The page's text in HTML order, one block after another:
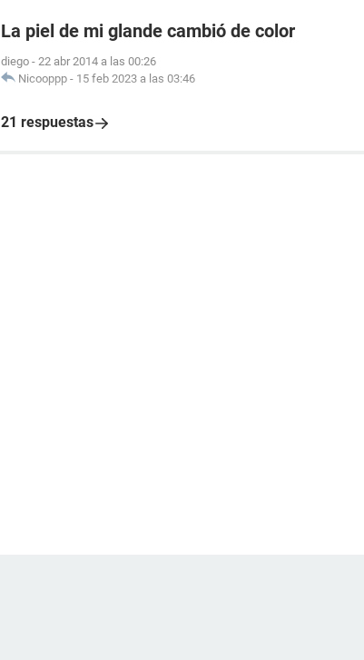
La piel de mi glande cambió de color
diego - 22 abr 2014 a las 00:26
Nicooppp - 15 feb 2023 a las 03:46
21 respuestas